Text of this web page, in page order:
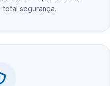
total segurança.